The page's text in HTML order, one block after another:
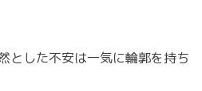
とした不安は一気に輪郭を持ち